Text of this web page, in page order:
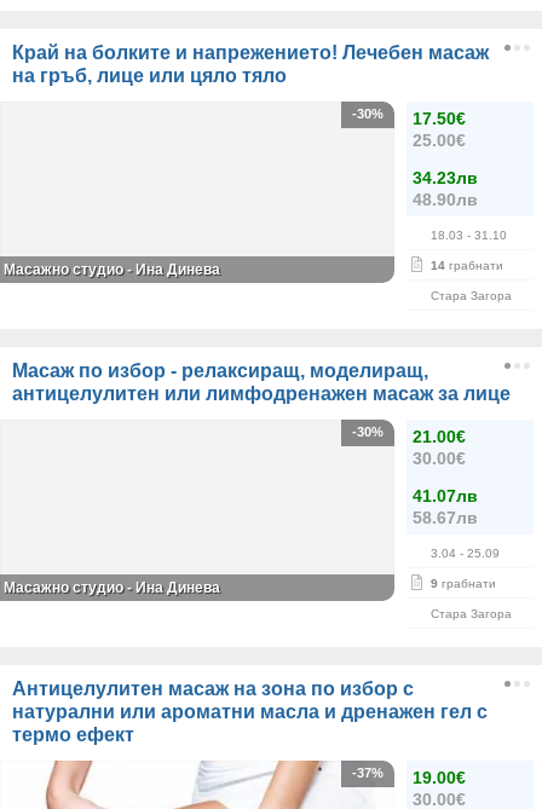
Край на болките и напрежението! Лечебен масаж
на гръб, лице или цяло тяло
17.50€
25.00€
34.23лв
48.90лв
18.03 - 31.10
14 грабнати
Стара Загора
-30%
Масажно студио - Ина Динева
Масаж по избор - релаксиращ, моделиращ,
антицелулитен или лимфодренажен масаж за лице
21.00€
30.00€
41.07лв
58.67лв
3.04 - 25.09
9 грабнати
Стара Загора
-30%
Масажно студио - Ина Динева
Антицелулитен масаж на зона по избор с
натурални или ароматни масла и дренажен гел с
термо ефект
19.00€
30.00€
-37%